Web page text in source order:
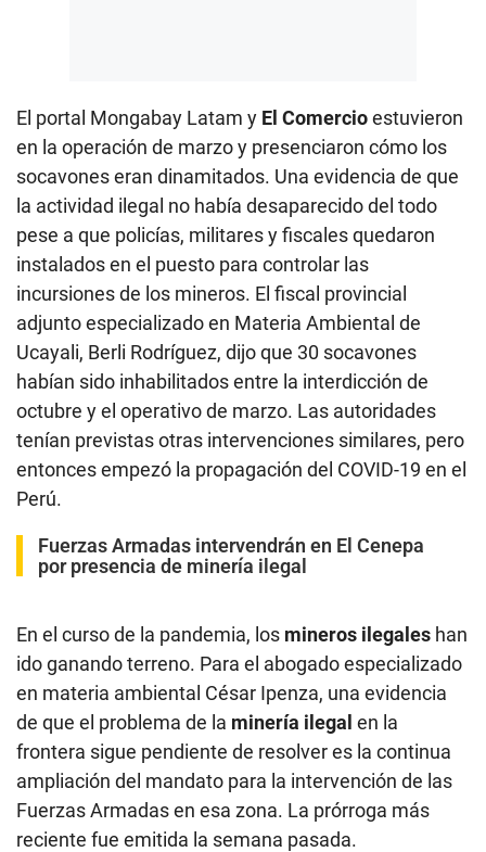
El portal Mongabay Latam y El Comercioestuvieron
en la operación de marzo y presenciaron cómo los
socavones eran dinamitados. Una evidencia de que
la actividad ilegal no había desaparecido del todo
pese a que policías, militares y fiscales quedaron
instalados en el puesto para controlar las
incursiones de los mineros. El fiscal provincial
adjunto especializado en Materia Ambiental de
Ucayali, Berli Rodríguez, dijo que 30 socavones
habían sido inhabilitados entre la interdicción de
octubre y el operativo de marzo. Las autoridades
tenían previstas otras intervenciones similares, pero
entonces empezó la propagación del COVID-19 en el
Perú.
Fuerzas Armadas intervendrán en El Cenepa
por presencia de minería ilegal
En el curso de la pandemia, los mineros ilegales han
ido ganando terreno. Para el abogado especializado
en materia ambiental César Ipenza, una evidencia
de que el problema de la minería ilegal en la
frontera sigue pendiente de resolver es la continua
ampliación del mandato para la intervención de las
Fuerzas Armadas en esa zona. La prórroga más
reciente fue emitida la semana pasada.